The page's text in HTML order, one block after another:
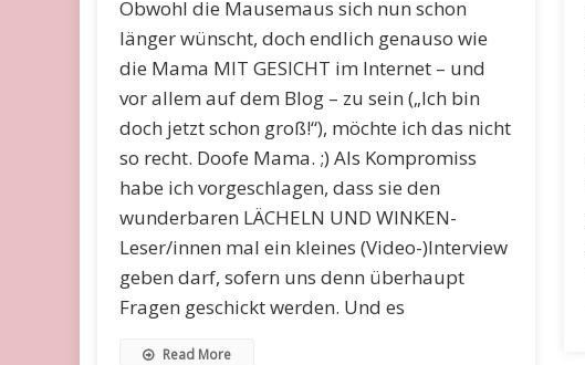
Obwohl die Mausemaus sich nun schon
länger wünscht, doch endlich genauso wie
die Mama MIT GESICHT im Internet – und
vor allem auf dem Blog – zu sein („Ich bin
doch jetzt schon groß!“), möchte ich das nicht
so recht. Doofe Mama. ;) Als Kompromiss
habe ich vorgeschlagen, dass sie den
wunderbaren LÄCHELN UND WINKEN-
Leser/innen mal ein kleines (Video-)Interview
geben darf, sofern uns denn überhaupt
Fragen geschickt werden. Und es
Read More